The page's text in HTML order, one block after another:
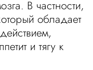
В частности,
обладает
и тягу к